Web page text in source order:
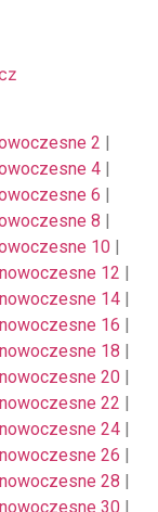
2 |
4 |
6 |
8 |
10 |
12 |
14 |
16 |
18 |
20 |
22 |
24 |
26 |
28 |
30 |